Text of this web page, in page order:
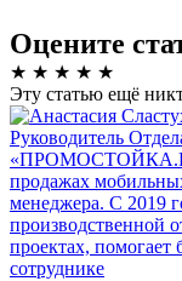
Оцените
★ ★ ★ ★ ★
Эту статью ещё
Руководитель
продажах
менеджера. С 2019
производственной
проектах,
сотруднике